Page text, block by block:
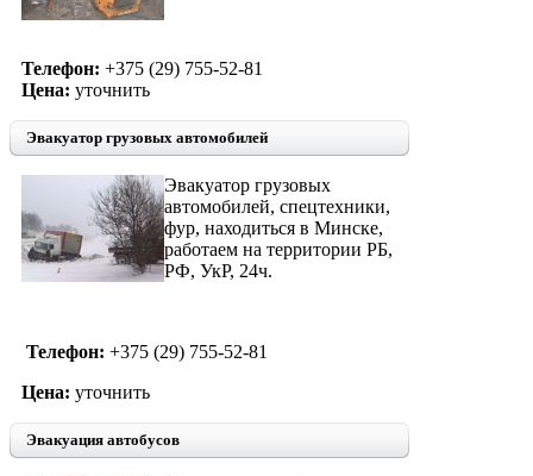
Телефон: +375 (29) 755-52-81
Цена: уточнить
Эвакуатор грузовых автомобилей
Эвакуатор грузовых
автомобилей, спецтехники,
фур, находиться в Минске,
работаем на территории РБ,
РФ, УкР, 24ч.
Телефон: +375 (29) 755-52-81
Цена: уточнить
Эвакуация автобусов